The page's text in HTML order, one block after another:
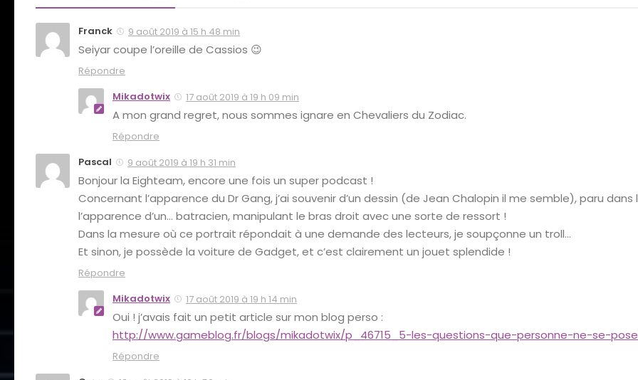
Franck 9 août 2019 à 15 h 48 min
Seiyar coupe l’oreille de Cassios 😉
Répondre
Mikadotwix
17 août 2019 à 19 h 09 min
A mon grand regret, nous sommes ignare en Chevaliers du Zodiac.
Répondre
Pascal
9 août 2019 à 19 h 31 min
Bonjour la Eighteam, encore une fois un super podcast !
Concernant l’apparence du Dr Gang, j’ai souvenir d’un dessin (de Jean Chalopin il me semble), paru
l’apparence d’un… batracien, manipulant le bras droit avec une sorte de ressort !
Dans la mesure où ce portrait répondait à une demande des lecteurs, je soupçonne un troll…
Et sinon, je possède la voiture de Gadget, et c’est clairement un jouet splendide !
Répondre
Mikadotwix
17 août 2019 à 19 h 14 min
Oui ! j’avais fait un petit article sur mon blog perso :
http://www.gameblog.fr/blogs/mikadotwix/p_46715_5-les-questions-que-personne-ne-se-
Répondre